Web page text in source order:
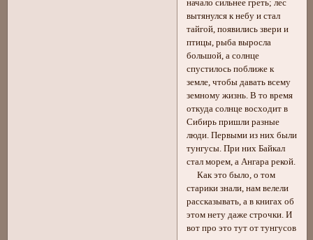
начало сильнее греть; лес
вытянулся к небу и стал
тайгой, появились звери и
птицы, рыба выросла
большой, а солнце
спустилось поближе к
земле, чтобы давать всему
земному жизнь. В то время
откуда солнце восходит в
Сибирь пришли разные
люди. Первыми из них были
тунгусы. При них Байкал
стал морем, а Ангара рекой.
Как это было, о том
старики знали, нам велели
рассказывать, а в книгах об
этом нету даже строчки. И
вот про это тут от тунгусов